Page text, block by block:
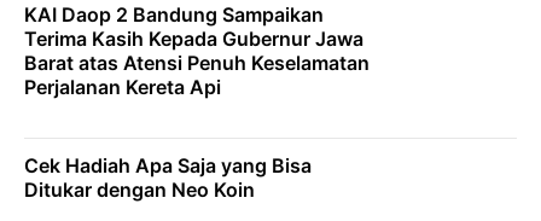
KAI Daop 2 Bandung Sampaikan
Terima Kasih Kepada Gubernur Jawa
Barat atas Atensi Penuh Keselamatan
Perjalanan Kereta Api
Cek Hadiah Apa Saja yang Bisa
Ditukar dengan Neo Koin